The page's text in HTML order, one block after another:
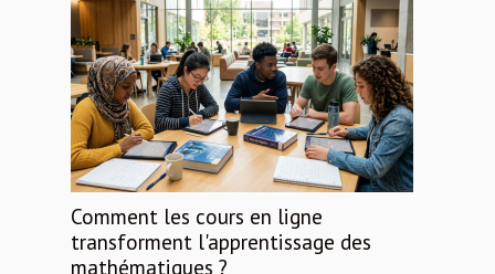
Comment les cours en ligne
transforment l'apprentissage des
mathématiques ?